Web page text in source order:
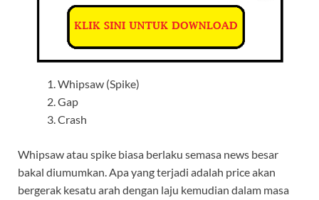
Whipsaw (Spike)
Gap
Crash
Whipsaw atau spike biasa berlaku semasa news besar
bakal diumumkan. Apa yang terjadi adalah price akan
bergerak kesatu arah dengan laju kemudian dalam masa